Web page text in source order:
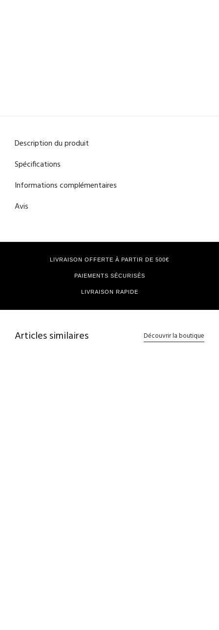
Description du produit
Spécifications
Informations complémentaires
Avis
LIVRAISON OFFERTE À PARTIR DE 500€
PAIEMENTS SÉCURISÉS
LIVRAISON RAPIDE
Articles similaires Découvrir la boutique